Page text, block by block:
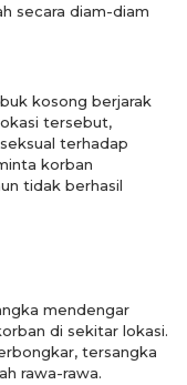
secara diam-diam
kosong berjarak
tersebut,
terhadap
korban
tidak berhasil
mendengar
di sekitar lokasi.
tersangka
rawa-rawa.